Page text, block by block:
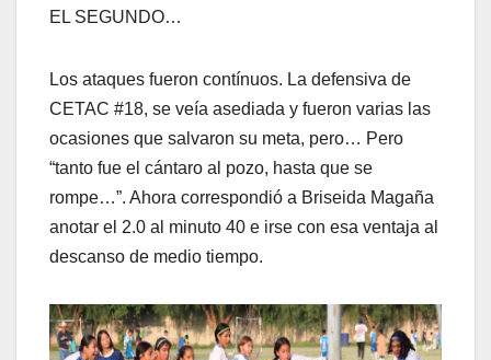
EL SEGUNDO…
Los ataques fueron contínuos. La defensiva de
CETAC #18, se veía asediada y fueron varias las
ocasiones que salvaron su meta, pero… Pero
“tanto fue el cántaro al pozo, hasta que se
rompe…”. Ahora correspondió a Briseida Magaña
anotar el 2.0 al minuto 40 e irse con esa ventaja al
descanso de medio tiempo.